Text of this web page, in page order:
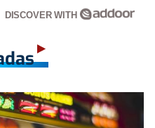
DISCOVER WITH